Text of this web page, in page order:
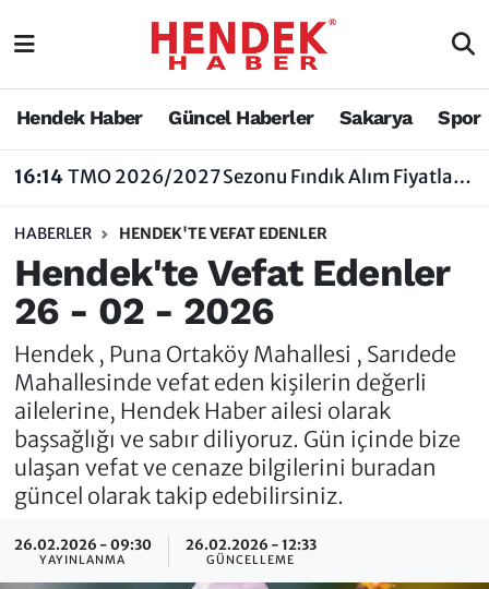
Hendek Haber Güncel Haberler Sakarya Spor
16:14TMO 2026/2027 Sezonu Fındık Alım Fiyatlarını Açıkladı
HABERLER HENDEK'TE VEFAT EDENLER
Hendek'te Vefat Edenler
26 - 02 - 2026
Hendek , Puna Ortaköy Mahallesi , Sarıdede
Mahallesinde vefat eden kişilerin değerli
ailelerine, Hendek Haber ailesi olarak
başsağlığı ve sabır diliyoruz. Gün içinde bize
ulaşan vefat ve cenaze bilgilerini buradan
güncel olarak takip edebilirsiniz.
26.02.2026 - 09:30
YAYINLANMA
26.02.2026 - 12:33
GÜNCELLEME
Hendek Haber
Nöbetçi Eczaneler
Vefat Edenler
Hendek Haber
Hakkında
Hendek Haber Reklam Servisi
Künye
İletişim
Sakarya Nöbetçi Eczaneler
Sakarya Trafik Yoğunluk Haritası
Tüm Manşetler
Son Dakika Haberleri
Haber Arşivi